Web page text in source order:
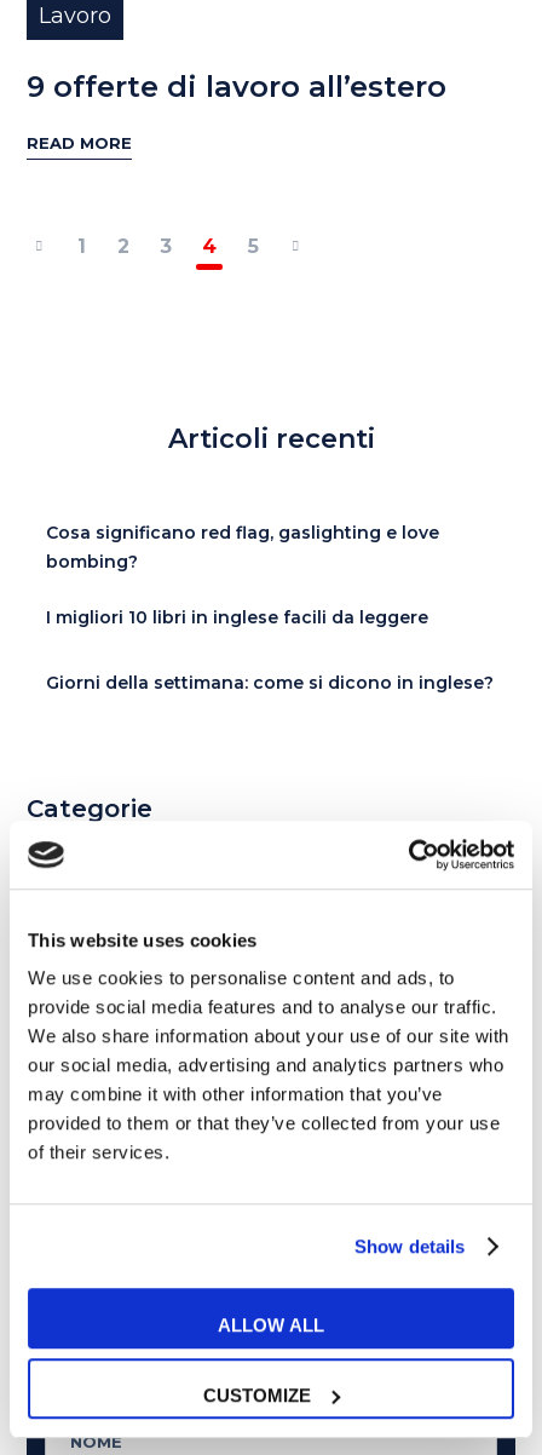
This website uses cookies
We use cookies to personalise content and ads, to
provide social media features and to analyse our traffic.
We also share information about your use of our site with
our social media, advertising and analytics partners who
may combine it with other information that you’ve
provided to them or that they’ve collected from your use
of their services.
Show details
ALLOW ALL
CUSTOMIZE
Lavoro
9 offerte di lavoro all’estero
READ MORE
1 2 3 4 5
Articoli recenti
Cosa significano red flag, gaslighting e love
bombing?
I migliori 10 libri in inglese facili da leggere
Giorni della settimana: come si dicono in inglese?
Categorie
Esercizi e Grammatica 387
Esperienze MyES
Film e Musica
Lavoro 292
Senza categoria
Ti è piaciuto l'articolo?
Non perderti più nulla da My English School. Tutte le